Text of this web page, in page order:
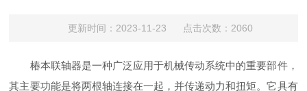
更新时间：2023-11-23 点击次数：2060
椿本联轴器是一种广泛应用于机械传动系统中的重要部件，
其主要功能是将两根轴连接在一起，并传递动力和扭矩。它具有